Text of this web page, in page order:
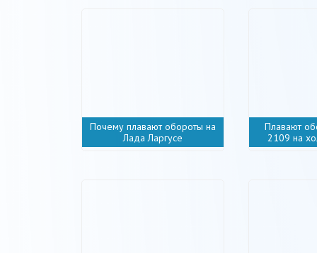
Почему плавают обороты на
Лада Ларгусе
Плавают
2109 на